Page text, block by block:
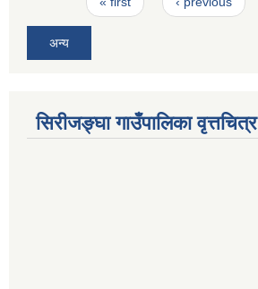
अन्य
सिरीजङ्घा गाउँपालिका वृत्तचित्र